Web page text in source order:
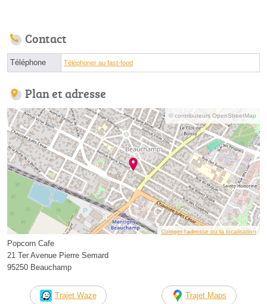
Contact
Téléphone Téléphoner au fast-food
Plan et adresse
© contributeurs OpenStreetMap
Corriger l’adresse ou la localisation
Popcorn Cafe
21 Ter Avenue Pierre Semard
95250 Beauchamp
Trajet Waze Trajet Maps